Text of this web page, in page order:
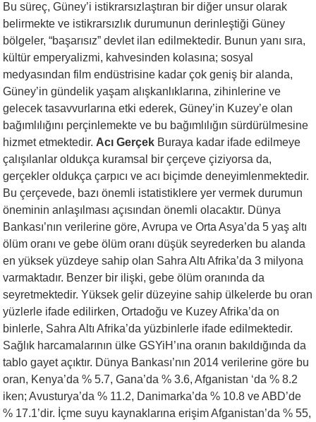
Bu süreç, Güney’i istikrarsızlaştıran bir diğer unsur olarak
belirmekte ve istikrarsızlık durumunun derinleştiği Güney
bölgeler, “başarısız” devlet ilan edilmektedir. Bunun yanı sıra,
kültür emperyalizmi, kahvesinden kolasına; sosyal
medyasından film endüstrisine kadar çok geniş bir alanda,
Güney’in gündelik yaşam alışkanlıklarına, zihinlerine ve
gelecek tasavvurlarına etki ederek, Güney’in Kuzey’e olan
bağımlılığını perçinlemekte ve bu bağımlılığın sürdürülmesine
hizmet etmektedir. Acı Gerçek Buraya kadar ifade edilmeye
çalışılanlar oldukça kuramsal bir çerçeve çiziyorsa da,
gerçekler oldukça çarpıcı ve acı biçimde deneyimlenmektedir.
Bu çerçevede, bazı önemli istatistiklere yer vermek durumun
öneminin anlaşılması açısından önemli olacaktır. Dünya
Bankası’nın verilerine göre, Avrupa ve Orta Asya’da 5 yaş altı
ölüm oranı ve gebe ölüm oranı düşük seyrederken bu alanda
en yüksek yüzdeye sahip olan Sahra Altı Afrika’da 3 milyona
varmaktadır. Benzer bir ilişki, gebe ölüm oranında da
seyretmektedir. Yüksek gelir düzeyine sahip ülkelerde bu oran
yüzlerle ifade edilirken, Ortadoğu ve Kuzey Afrika’da on
binlerle, Sahra Altı Afrika’da yüzbinlerle ifade edilmektedir.
Sağlık harcamalarının ülke GSYiH’ına oranın bakıldığında da
tablo gayet açıktır. Dünya Bankası’nın 2014 verilerine göre bu
oran, Kenya’da % 5.7, Gana’da % 3.6, Afganistan ‘da % 8.2
iken; Avusturya’da % 11.2, Danimarka’da % 10.8 ve ABD’de
% 17.1’dir. İçme suyu kaynaklarına erişim Afganistan’da % 55,